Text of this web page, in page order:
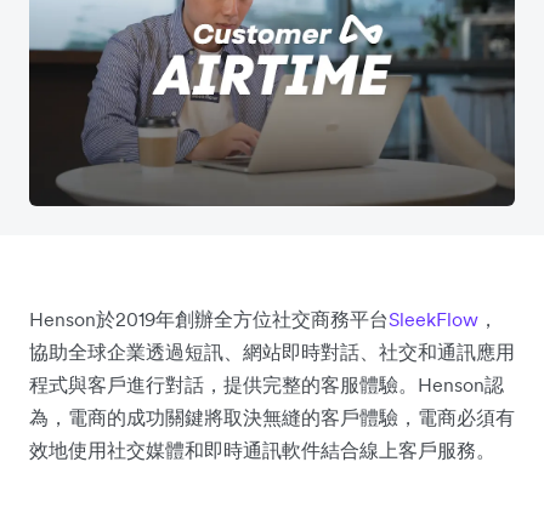
Henson於2019年創辦全方位社交商務平台SleekFlow ，
協助全球企業透過短訊、網站即時對話、社交和通訊應用
程式與客戶進行對話，提供完整的客服體驗。Henson認
為，電商的成功關鍵將取決無縫的客戶體驗，電商必須有
效地使用社交媒體和即時通訊軟件結合線上客戶服務。